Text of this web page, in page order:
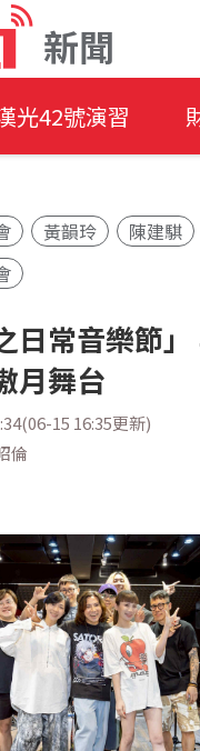
新聞
光42號演習
黃韻玲
陳建騏
日常音樂節
月舞台
15 16:35更新)
倫